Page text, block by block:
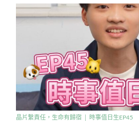
晶片繫責任，生命有歸宿 │ 時事值日生EP45